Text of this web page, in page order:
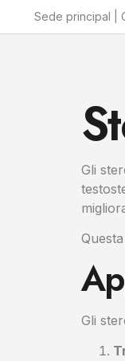
Sede principal |
Gli
Gli